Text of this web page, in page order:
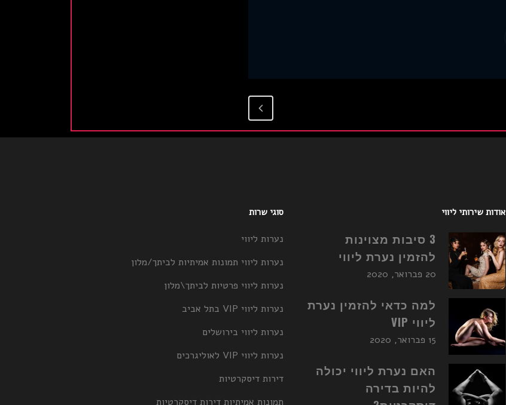
אודות שירותי ליווי
3 סיבות מצוינות
להזמין נערת ליווי
20 פברואר, 2020
למה כדאי להזמין נערת
ליווי VIP
15 פברואר, 2020
האם נערת ליווי יכולה
להיות בדירה
סוגי שרות
נערות ליווי
נערות ליווי תמונות אמיתיות לביתך/מלון
נערות ליווי פרטיות לביתך\מלון
נערות ליווי VIP בתל אביב
נערות ליווי בירושלים
נערות ליווי VIP לאוליגרכים
דירות דיסקרטיות
תמונות אמיתיות דירות דיסקרטיות